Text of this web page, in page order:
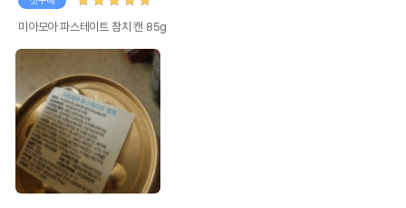
미아모아 파스테이트 참치 캔 85g